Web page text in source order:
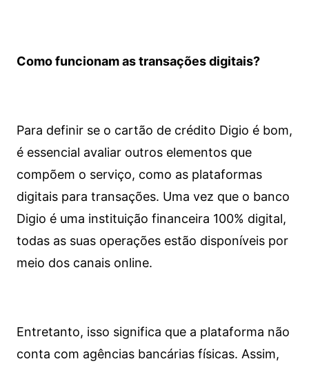
Como funcionam as transações digitais?
Para definir se o cartão de crédito Digio é bom,
é essencial avaliar outros elementos que
compõem o serviço, como as plataformas
digitais para transações. Uma vez que o banco
Digio é uma instituição financeira 100% digital,
todas as suas operações estão disponíveis por
meio dos canais online.
Entretanto, isso significa que a plataforma não
conta com agências bancárias físicas. Assim,